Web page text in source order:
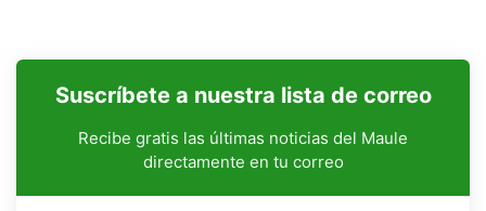
Suscríbete a nuestra lista de correo
Recibe gratis las últimas noticias del Maule
directamente en tu correo